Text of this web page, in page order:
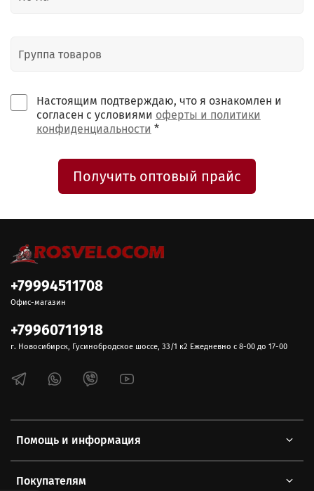
Настоящим подтверждаю, что я ознакомлен и
согласен с условиями оферты и политики
конфиденциальности *
Получить оптовый прайс
Помощь и информация
Покупателям
+79994511708
Офис-магазин
+79960711918
г. Новосибирск, Гусинобродское шоссе, 33/1 к2 Ежедневно с 8-00 до 17-00